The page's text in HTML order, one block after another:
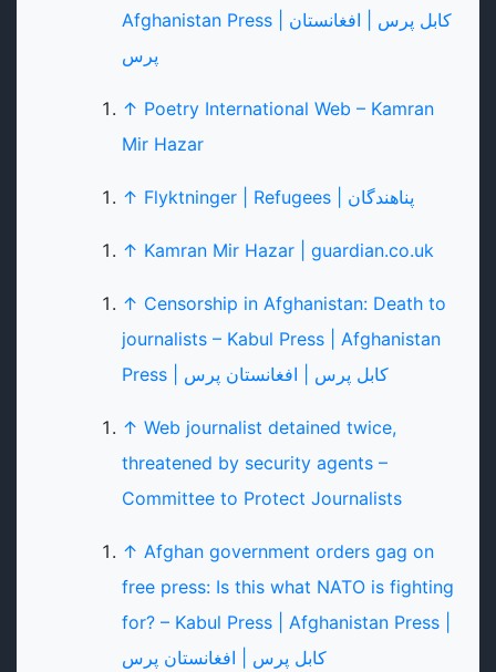
Afghanistan Press | کابل پرس | افغانستان
پرس
↑ Poetry International Web – Kamran
Mir Hazar
↑ Flyktninger | Refugees | پناهندگان
↑ Kamran Mir Hazar | guardian.co.uk
↑ Censorship in Afghanistan: Death to
journalists – Kabul Press | Afghanistan
Press | کابل پرس | افغانستان پرس
↑ Web journalist detained twice,
threatened by security agents –
Committee to Protect Journalists
↑ Afghan government orders gag on
free press: Is this what NATO is fighting
for? – Kabul Press | Afghanistan Press |
کابل پرس | افغانستان پرس